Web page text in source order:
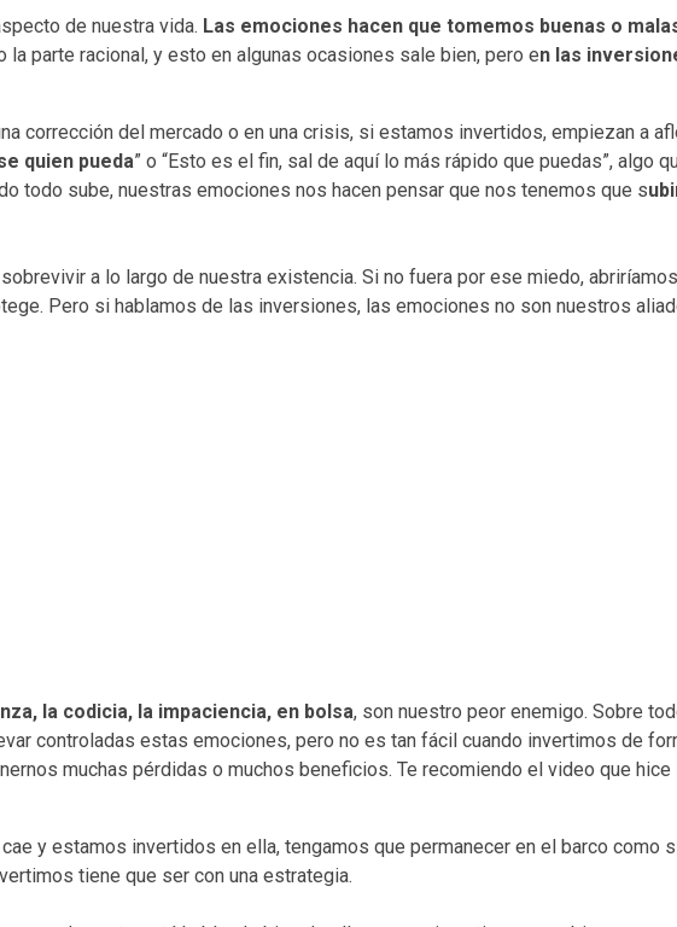
de nuestra vida. Las emociones hacen que tomemos buenas o
parte racional, y esto en algunas ocasiones sale bien, pero en las
corrección del mercado o en una crisis, si estamos invertidos, empiezan a
quien pueda” o “Esto es el fin, sal de aquí lo más rápido que puedas”, algo
todo sube, nuestras emociones nos hacen pensar que nos tenemos que s
a lo largo de nuestra existencia. Si no fuera por ese miedo,
Pero si hablamos de las inversiones, las emociones no son nuestros
la codicia, la impaciencia, en bolsa, son nuestro peor enemigo. Sobre
controladas estas emociones, pero no es tan fácil cuando invertimos de
muchas pérdidas o muchos beneficios. Te recomiendo el video que
y estamos invertidos en ella, tengamos que permanecer en el barco como
tiene que ser con una estrategia.